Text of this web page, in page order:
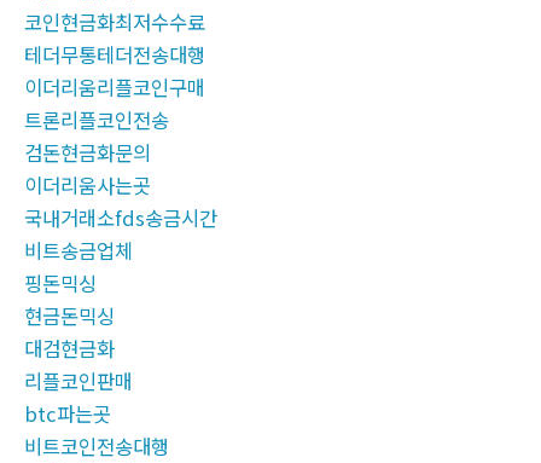
코인현금화최저수수료
테더무통테더전송대행
이더리움리플코인구매
트론리플코인전송
검돈현금화문의
이더리움사는곳
국내거래소fds송금시간
비트송금업체
핑돈믹싱
현금돈믹싱
대검현금화
리플코인판매
btc파는곳
비트코인전송대행